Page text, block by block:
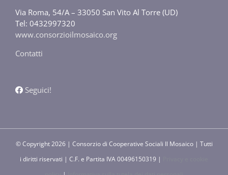
Via Roma, 54/A – 33050 San Vito Al Torre (UD)
Tel: 0432997320
www.consorzioilmosaico.org
Contatti
Seguici!
© Copyright2026 | Consorzio di Cooperative Sociali Il Mosaico | Tutti
i diritti riservati | C.F. e Partita IVA 00496150319 |